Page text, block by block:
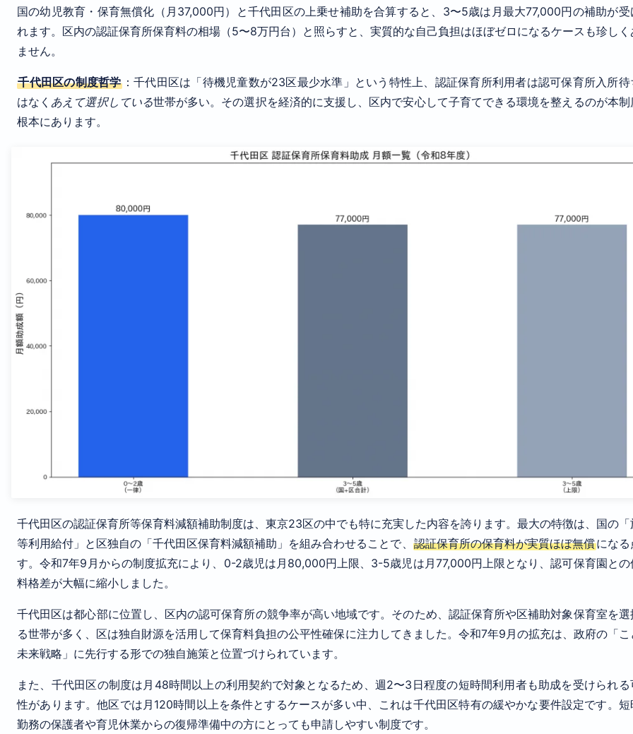
国の幼児教育・保育無償化（月37,000円）と千代田区の上乗せ補助を合算すると、3〜5歳は月最大77,000円の補助が受
れます。区内の認証保育所保育料の相場（5〜8万円台）と照らすと、実質的な自己負担はほぼゼロになるケースも珍しく
ません。
千代田区の制度哲学：千代田区は「待機児童数が23区最少水準」という特性上、認証保育所利用者は認可保育所入所待
はなく あえて選択している世帯が多い。その選択を経済的に支援し、区内で安心して子育てできる環境を整えるのが本制
根本にあります。
千代田区の認証保育所等保育料減額補助制度は、東京23区の中でも特に充実した内容を誇ります。最大の特徴は、国の「
等利用給付」と区独自の「千代田区保育料減額補助」を組み合わせることで、 認証保育所の保育料が実質ほぼ無償になる
す。令和7年9月からの制度拡充により、0-2歳児は月80,000円上限、3-5歳児は月77,000円上限となり、認可保育園との
料格差が大幅に縮小しました。
千代田区は都心部に位置し、区内の認可保育所の競争率が高い地域です。そのため、認証保育所や区補助対象保育室を選
る世帯が多く、区は独自財源を活用して保育料負担の公平性確保に注力してきました。令和7年9月の拡充は、政府の「こ
未来戦略」に先行する形での独自施策と位置づけられています。
また、千代田区の制度は月48時間以上の利用契約で対象となるため、週2〜3日程度の短時間利用者も助成を受けられる
性があります。他区では月120時間以上を条件とするケースが多い中、これは千代田区特有の緩やかな要件設定です。短
勤務の保護者や育児休業からの復帰準備中の方にとっても申請しやすい制度です。